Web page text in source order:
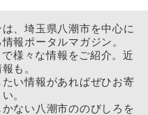
、埼玉県八潮市を中心に
報ポータルマガジン。
様々な情報をご紹介。近
も。
い情報があればぜひお寄
。
ない八潮市ののびしろを